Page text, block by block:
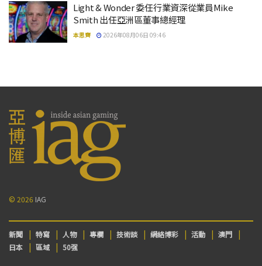
Light & Wonder 委任行業資深從業員Mike
Smith 出任亞洲區董事總經理
本思齊 2026年08月06日 09:46
© 2026 IAG
新聞 特寫 人物 專欄 技術談 網絡博彩 活動
澳門
日本
區域 50强